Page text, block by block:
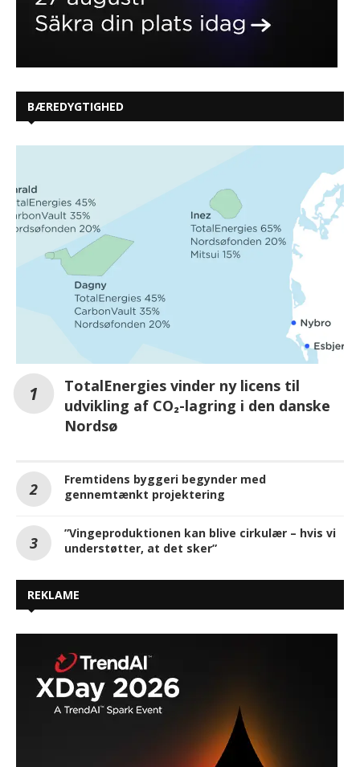
BÆREDYGTIGHED
TotalEnergies vinder ny licens til
udvikling af CO₂-lagring i den danske
Nordsø
Fremtidens byggeri begynder med
gennemtænkt projektering
”Vingeproduktionen kan blive cirkulær – hvis vi
understøtter, at det sker”
REKLAME